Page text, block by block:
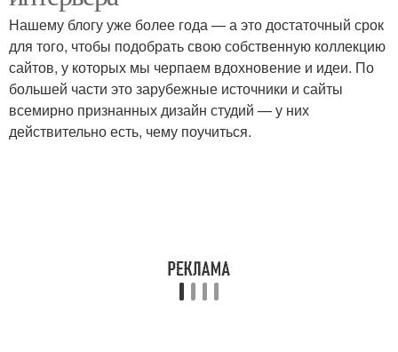
Нашему блогу уже более года — а это достаточный срок
для того, чтобы подобрать свою собственную коллекцию
сайтов, у которых мы черпаем вдохновение и идеи. По
большей части это зарубежные источники и сайты
всемирно признанных дизайн студий — у них
действительно есть, чему поучиться.